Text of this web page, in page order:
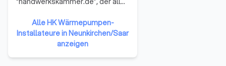
angehören. Sie repräsentieren
damit das gesamte Handwerk in
der Bundesrepublik Deutschland.
Alle HK Wärmepumpen-
Installateure in Neunkirchen/Saar
anzeigen